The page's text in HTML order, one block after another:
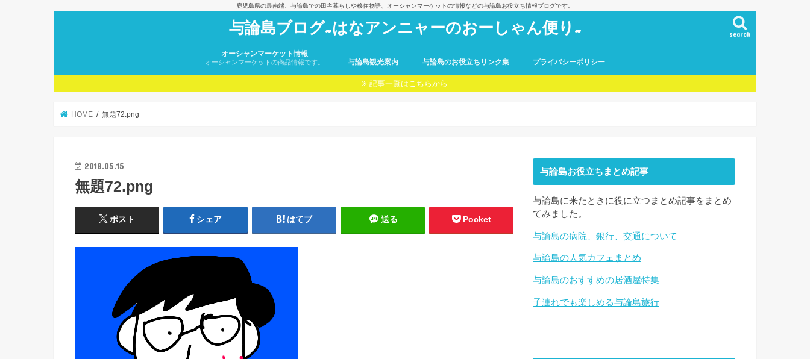
鹿児島県の最南端、与論島での田舎暮らしや移住物語、オーシャンマーケットの情報などの与論島お役立ち情報ブログです。
与論島ブログ~はなアンニャーのおーしゃん便り~ search
オーシャンマーケット情報
オーシャンマーケットの商品情報です。 与論島観光案内 与論島のお役立ちリンク集 プライバシーポリシー
記事一覧はこちらから
HOME 無題72.png
2018.05.15
無題72.png
ポスト シェア はてブ 送る Pocket
与論島お役立ちまとめ記事
与論島に来たときに役に立つまとめ記事をまとめ
てみました。
与論島の病院、銀行、交通について
与論島の人気カフェまとめ
与論島のおすすめの居酒屋特集
子連れでも楽しめる与論島旅行